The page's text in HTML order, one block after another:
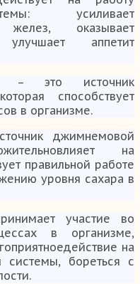
усиливает
желез, оказывает
аппетит
это источник
способствует
в организме.
джимнемовой
на
правильной работе
уровня сахара в
участие во
в организме,
на
системы, бореться с